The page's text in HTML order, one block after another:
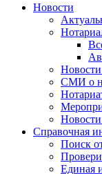
Новости
СМИ о
Справочная
Поиск
Единая